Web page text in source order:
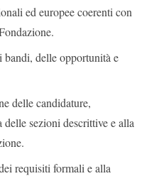
ed europee coerenti con
delle opportunità e
delle candidature,
sezioni descrittive e alla
requisiti formali e alla